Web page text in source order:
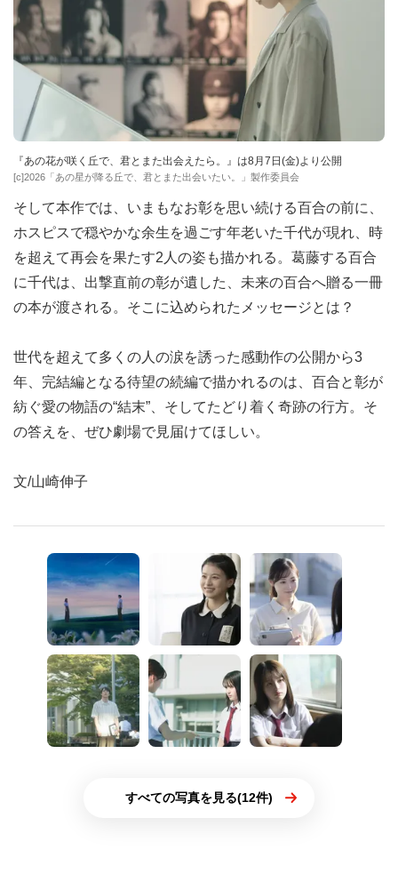
『あの花が咲く丘で、君とまた出会えたら。』は8月7日(金)より公開
[c]2026「あの星が降る丘で、君とまた出会いたい。」製作委員会
そして本作では、いまもなお彰を思い続ける百合の前に、
ホスピスで穏やかな余生を過ごす年老いた千代が現れ、時
を超えて再会を果たす2人の姿も描かれる。葛藤する百合
に千代は、出撃直前の彰が遺した、未来の百合へ贈る一冊
の本が渡される。そこに込められたメッセージとは？
世代を超えて多くの人の涙を誘った感動作の公開から3
年、完結編となる待望の続編で描かれるのは、百合と彰が
紡ぐ愛の物語の“結末”、そしてたどり着く奇跡の行方。そ
の答えを、ぜひ劇場で見届けてほしい。
文/山崎伸子
すべての写真を見る(12件)